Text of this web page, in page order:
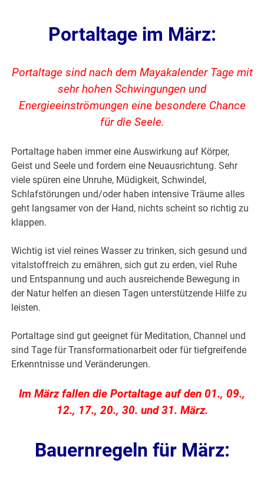
Portaltage im März:
Portaltage sind nach dem Mayakalender Tage mit
sehr hohen Schwingungen und
Energieeinströmungen eine besondere Chance
für die Seele.
Portaltage haben immer eine Auswirkung auf Körper,
Geist und Seele und fordern eine Neuausrichtung. Sehr
viele spüren eine Unruhe, Müdigkeit, Schwindel,
Schlafstörungen und/oder haben intensive Träume alles
geht langsamer von der Hand, nichts scheint so richtig zu
klappen.
Wichtig ist viel reines Wasser zu trinken, sich gesund und
vitalstoffreich zu ernähren, sich gut zu erden, viel Ruhe
und Entspannung und auch ausreichende Bewegung in
der Natur helfen an diesen Tagen unterstützende Hilfe zu
leisten.
Portaltage sind gut geeignet für Meditation, Channel und
sind Tage für Transformationarbeit oder für tiefgreifende
Erkenntnisse und Veränderungen.
Im März fallen die Portaltage auf den 01., 09.,
12., 17., 20., 30. und 31. März.
Bauernregeln für März: